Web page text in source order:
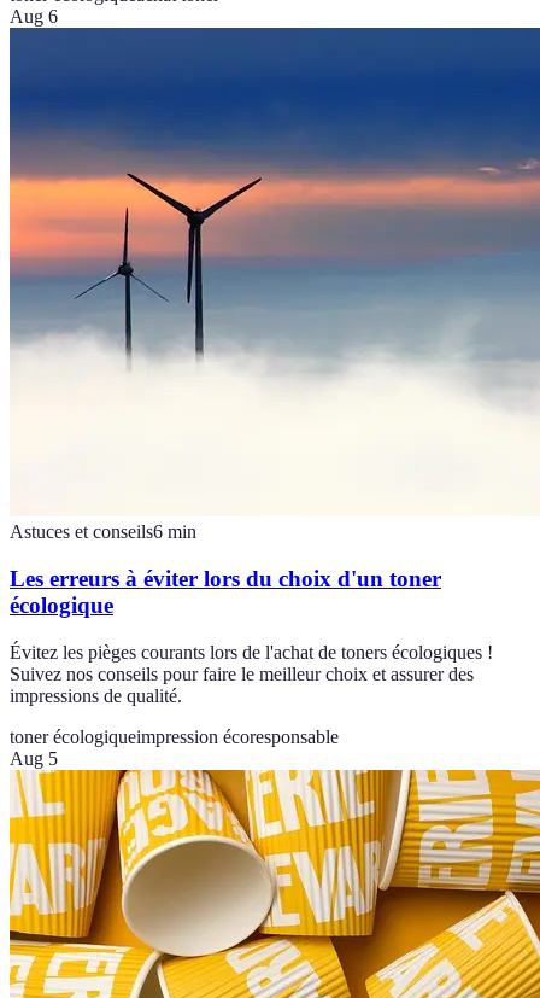
Aug 6
Astuces et conseils6 min
Les erreurs à éviter lors du choix d'un toner
écologique
Évitez les pièges courants lors de l'achat de toners écologiques !
Suivez nos conseils pour faire le meilleur choix et assurer des
impressions de qualité.
toner écologiqueimpression écoresponsable
Aug 5